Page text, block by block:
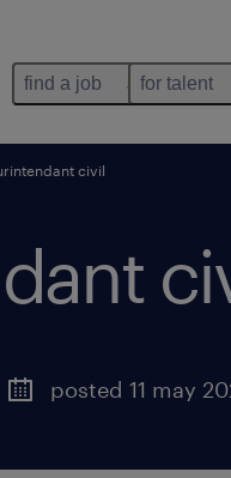
find a job for talent
civil
posted 11 may